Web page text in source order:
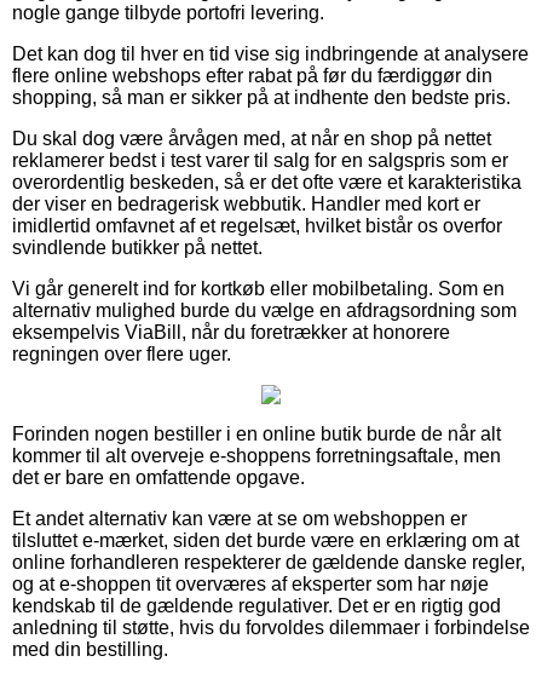
nogle gange tilbyde portofri levering.
Det kan dog til hver en tid vise sig indbringende at analysere
flere online webshops efter rabat på før du færdiggør din
shopping, så man er sikker på at indhente den bedste pris.
Du skal dog være årvågen med, at når en shop på nettet
reklamerer bedst i test varer til salg for en salgspris som er
overordentlig beskeden, så er det ofte være et karakteristika
der viser en bedragerisk webbutik. Handler med kort er
imidlertid omfavnet af et regelsæt, hvilket bistår os overfor
svindlende butikker på nettet.
Vi går generelt ind for kortkøb eller mobilbetaling. Som en
alternativ mulighed burde du vælge en afdragsordning som
eksempelvis ViaBill, når du foretrækker at honorere
regningen over flere uger.
Forinden nogen bestiller i en online butik burde de når alt
kommer til alt overveje e-shoppens forretningsaftale, men
det er bare en omfattende opgave.
Et andet alternativ kan være at se om webshoppen er
tilsluttet e-mærket, siden det burde være en erklæring om at
online forhandleren respekterer de gældende danske regler,
og at e-shoppen tit overværes af eksperter som har nøje
kendskab til de gældende regulativer. Det er en rigtig god
anledning til støtte, hvis du forvoldes dilemmaer i forbindelse
med din bestilling.